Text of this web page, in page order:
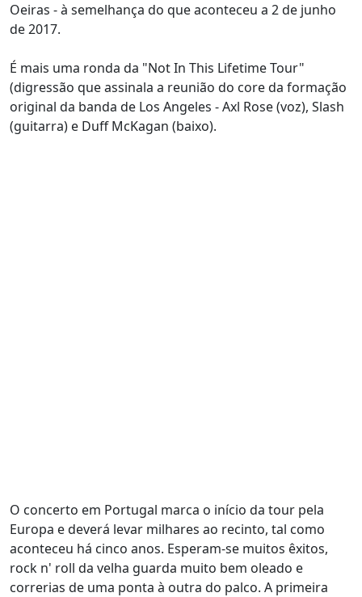
Oeiras - à semelhança do que aconteceu a 2 de junho
de 2017.
É mais uma ronda da "Not In This Lifetime Tour"
(digressão que assinala a reunião do core da formação
original da banda de Los Angeles - Axl Rose (voz), Slash
(guitarra) e Duff McKagan (baixo).
O concerto em Portugal marca o início da tour pela
Europa e deverá levar milhares ao recinto, tal como
aconteceu há cinco anos. Esperam-se muitos êxitos,
rock n' roll da velha guarda muito bem oleado e
correrias de uma ponta à outra do palco. A primeira